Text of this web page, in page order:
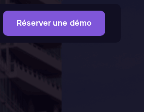
Réserver une démo